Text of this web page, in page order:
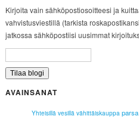
Kirjoita vain sähköpostiosoitteesi ja
vahvistusviestillä (tarkista
jatkossa sähköpostiisi uusimmat
AVAINSANAT
Yhteisillä vesillä vähittäiskauppa parsa